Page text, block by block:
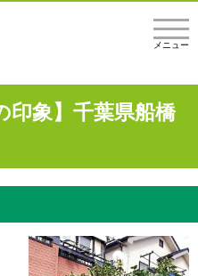
メニュー
印象】千葉県船橋